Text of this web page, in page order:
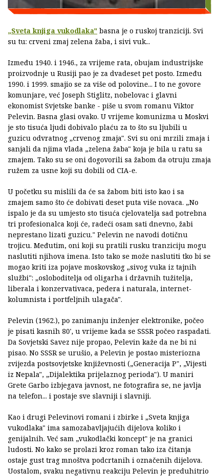
„Sveta knjiga vukodlaka" basna je o ruskoj tranziciji. Svi
su tu: crveni zmaj zelena žaba, i sivi vuk...
Između 1940. i 1946., za vrijeme rata, obujam industrijske
proizvodnje u Rusiji pao je za dvadeset pet posto. Između
1990. i 1999. smajio se za više od polovine... I to ne govore
komunjare, već Joseph Stiglitz, nobelovac i glavni
ekonomist Svjetske banke - piše u svom romanu Viktor
Pelevin. Basna glasi ovako. U vrijeme komunizma u Moskvi
je sto tisuća ljudi dobivalo plaću za to što su ljubili u
guzicu odvratnog „crvenog zmaja". Svi su oni mrzili zmaja i
sanjali da njima vlada „zelena žaba" koja je bila u ratu sa
zmajem. Tako su se oni dogovorili sa žabom da otruju zmaja
ružem za usne koji su dobili od CIA-e.
U početku su mislili da će sa žabom biti isto kao i sa
zmajem samo što će dobivati deset puta više novaca. „No
ispalo je da su umjesto sto tisuća cjelovatelja sad potrebna
tri profesionalca koji će, radeći osam sati dnevno, žabi
neprestano lizati guzicu." Pelevin ne navodi dotičnu
trojicu. Međutim, oni koji su pratili rusku tranziciju mogu
naslutiti njihova imena. Isto tako se može naslutiti tko bi se
mogao kriti iza pojave moskovskog „sivog vuka iz tajnih
službi": „osloboditelja od oligarha i državnih tužitelja,
liberala i konzervativaca, pedera i naturala, internet-
kolumnista i portfeljnih ulagača".
Pelevin (1962.), po zanimanju inženjer elektronike, počeo
je pisati kasnih 80', u vrijeme kada se SSSR počeo raspadati.
Da Sovjetski Savez nije propao, Pelevin kaže da ne bi ni
pisao. No SSSR se urušio, a Pelevin je postao misteriozna
zvijezda postsovjetske književnosti („Generacija P", „Vijesti
iz Nepala", „Dijalektika prijelaznog perioda"). U maniri
Grete Garbo izbjegava javnost, ne fotografira se, ne javlja
na telefon... i postaje sve slavniji i slavniji.
Kao i drugi Pelevinovi romani i zbirke i „Sveta knjiga
vukodlaka" ima samozabavljajućih dijelova koliko i
genijalnih. Već sam „vukodlački koncept" je na granici
ludosti. No kako se prolazi kroz roman tako iza čitanja
ostaje gust trag mnoštva podcrtanih i označenih dijelova.
Uostalom, svaku negativnu reakciju Pelevin je preduhitrio